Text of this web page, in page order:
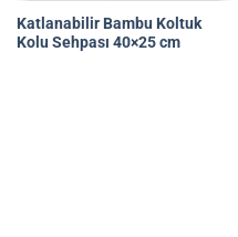
Katlanabilir Bambu Koltuk
Kolu Sehpası 40×25 cm